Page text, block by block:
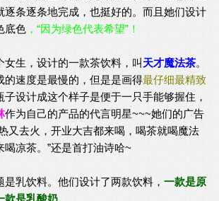
逐条逐条地完成，也挺好的。而且她们设计
底色 ，“因为绿色代表希望”！
女生，设计的一款茶饮料，叫 天才魔法茶。
的速度是最慢的，但是是画得最仔细最精致
子设计成这个样子是便于一只手能够握住，
作为自己的产品的代言明星~~~她们的广告
又去火，开业大吉都来喝，喝茶就喝魔法
喝凉茶。”还是首打油诗哈~
是乳饮料。他们设计了两款饮料， 一款是原
款是乳酸奶。